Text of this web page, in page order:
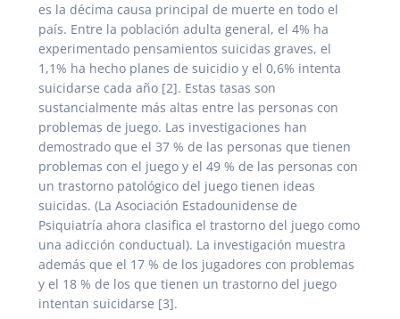
es la décima causa principal de muerte en todo el
país. Entre la población adulta general, el 4% ha
experimentado pensamientos suicidas graves, el
1,1% ha hecho planes de suicidio y el 0,6% intenta
suicidarse cada año [2]. Estas tasas son
sustancialmente más altas entre las personas con
problemas de juego. Las investigaciones han
demostrado que el 37 % de las personas que tienen
problemas con el juego y el 49 % de las personas con
un trastorno patológico del juego tienen ideas
suicidas. (La Asociación Estadounidense de
Psiquiatría ahora clasifica el trastorno del juego como
una adicción conductual). La investigación muestra
además que el 17 % de los jugadores con problemas
y el 18 % de los que tienen un trastorno del juego
intentan suicidarse [3].